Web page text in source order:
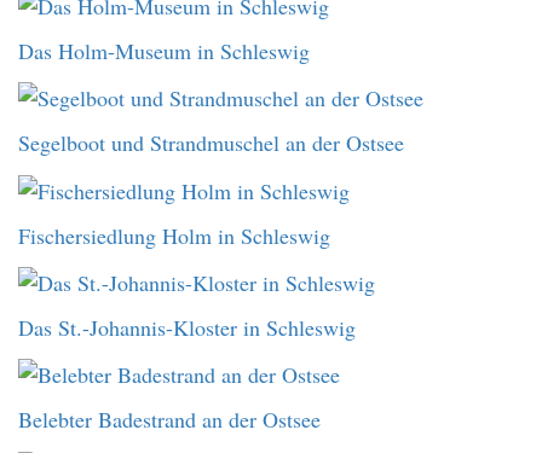
Das Holm-Museum in Schleswig
Segelboot und Strandmuschel an der Ostsee
Fischersiedlung Holm in Schleswig
Das St.-Johannis-Kloster in Schleswig
Belebter Badestrand an der Ostsee